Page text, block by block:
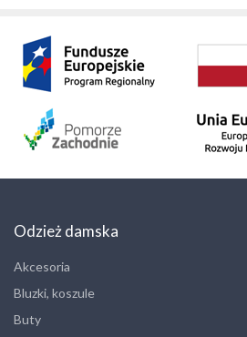
Odzież damska
Akcesoria
Bluzki, koszule
Buty